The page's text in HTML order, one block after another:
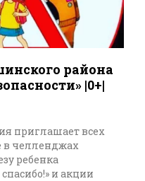
района
|0+|
приглашает всех
в челленджах
ребенка
и акции